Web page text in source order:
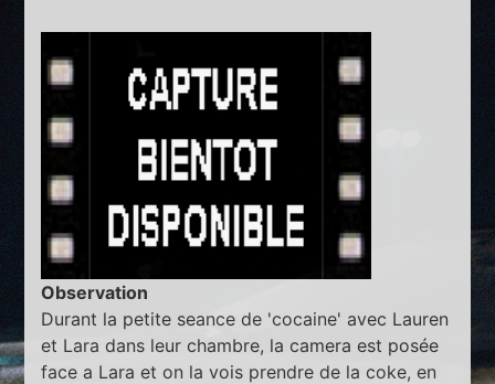
Observation
Durant la petite seance de 'cocaine' avec Lauren
et Lara dans leur chambre, la camera est posée
face a Lara et on la vois prendre de la coke, en